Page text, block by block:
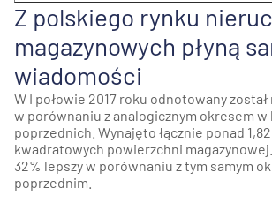
Z polskiego rynku
magazynowych płyną
wiadomości
W I połowie 2017 roku odnotowany
w porównaniu z analogicznym okresem w
poprzednich. Wynajęto łącznie ponad
kwadratowych powierzchni
32% lepszy w porównaniu z tym samym
poprzednim.